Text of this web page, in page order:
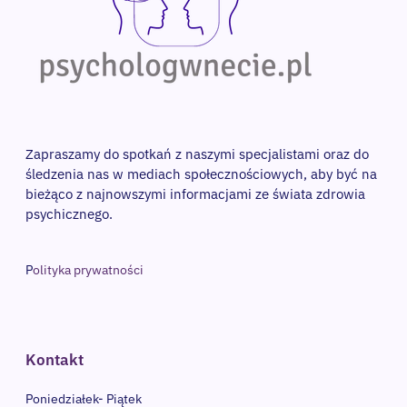
Zapraszamy do spotkań z naszymi specjalistami oraz do
śledzenia nas w mediach społecznościowych, aby być na
bieżąco z najnowszymi informacjami ze świata zdrowia
psychicznego.
Polityka prywatności
Kontakt
Poniedziałek- Piątek